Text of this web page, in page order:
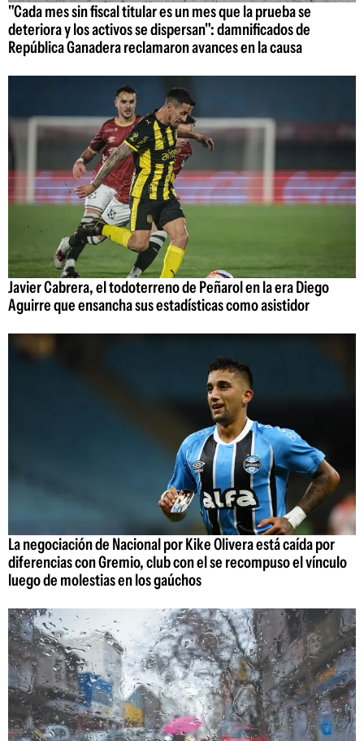
"Cada mes sin fiscal titular es un mes que la prueba se
deteriora y los activos se dispersan": damnificados de
República Ganadera reclamaron avances en la causa
Javier Cabrera, el todoterreno de Peñarol en la era Diego
Aguirre que ensancha sus estadísticas como asistidor
La negociación de Nacional por Kike Olivera está caída por
diferencias con Gremio, club con el se recompuso el vínculo
luego de molestias en los gaúchos